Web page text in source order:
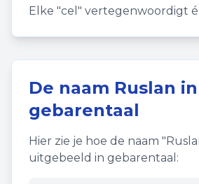
Elke "cel" vertegenwoordigt
De naam Ruslan in
gebarentaal
Hier zie je hoe de naam "
uitgebeeld in gebarentaal: